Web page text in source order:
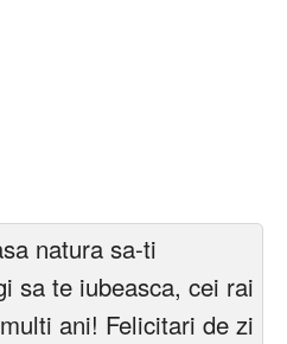
natura sa-ti
sa te iubeasca, cei rai
ani! Felicitari de zi